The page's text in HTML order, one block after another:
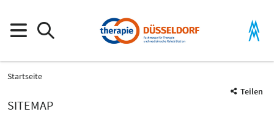
Startseite
Teilen
SITEMAP